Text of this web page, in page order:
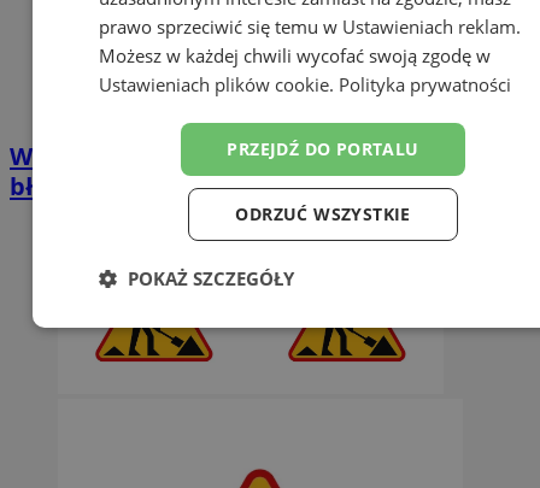
Wakacyjny tłok to okazja dla złodziei. Tych
błędów lepiej nie popełniać
prawo sprzeciwić się temu w Ustawieniach reklam.
Możesz w każdej chwili wycofać swoją zgodę w
Ustawieniach plików cookie. Polityka prywatności
PRZEJDŹ DO PORTALU
ODRZUĆ WSZYSTKIE
POKAŻ SZCZEGÓŁY
Niezbędne Wydajność Targetowanie